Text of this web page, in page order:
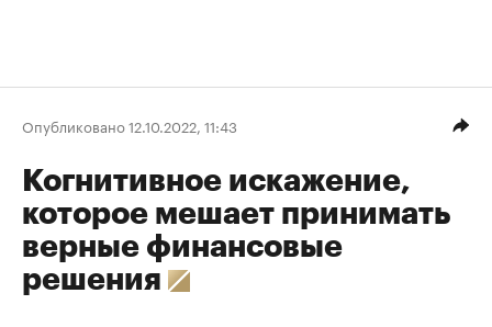
Опубликовано 12.10.2022, 11:43
Когнитивное искажение,
которое мешает принимать
верные финансовые
решения